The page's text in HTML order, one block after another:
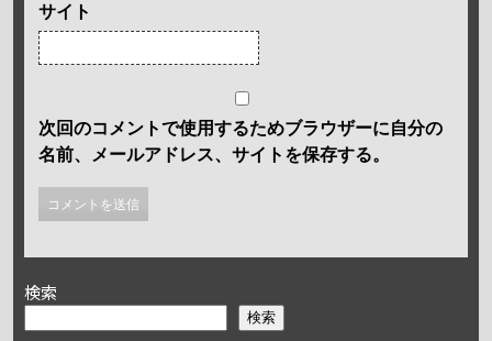
サイト
次回のコメントで使用するためブラウザーに自分の
名前、メールアドレス、サイトを保存する。
検索
検索